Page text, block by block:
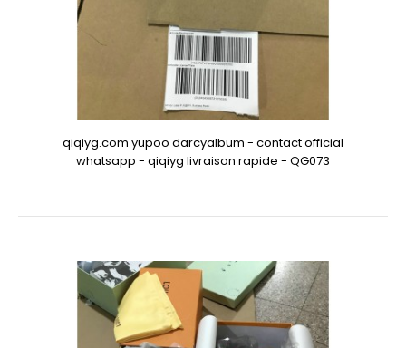
qiqiyg.com yupoo darcyalbum - contact official
whatsapp - qiqiyg livraison rapide - QG073